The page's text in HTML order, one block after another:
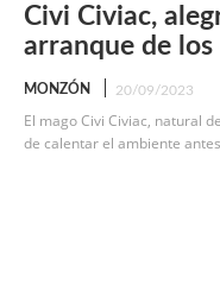
Civi Civiac,
arranque de los
MONZÓN 20/09/2023
El mago Civi Civiac, natural
de calentar el ambiente